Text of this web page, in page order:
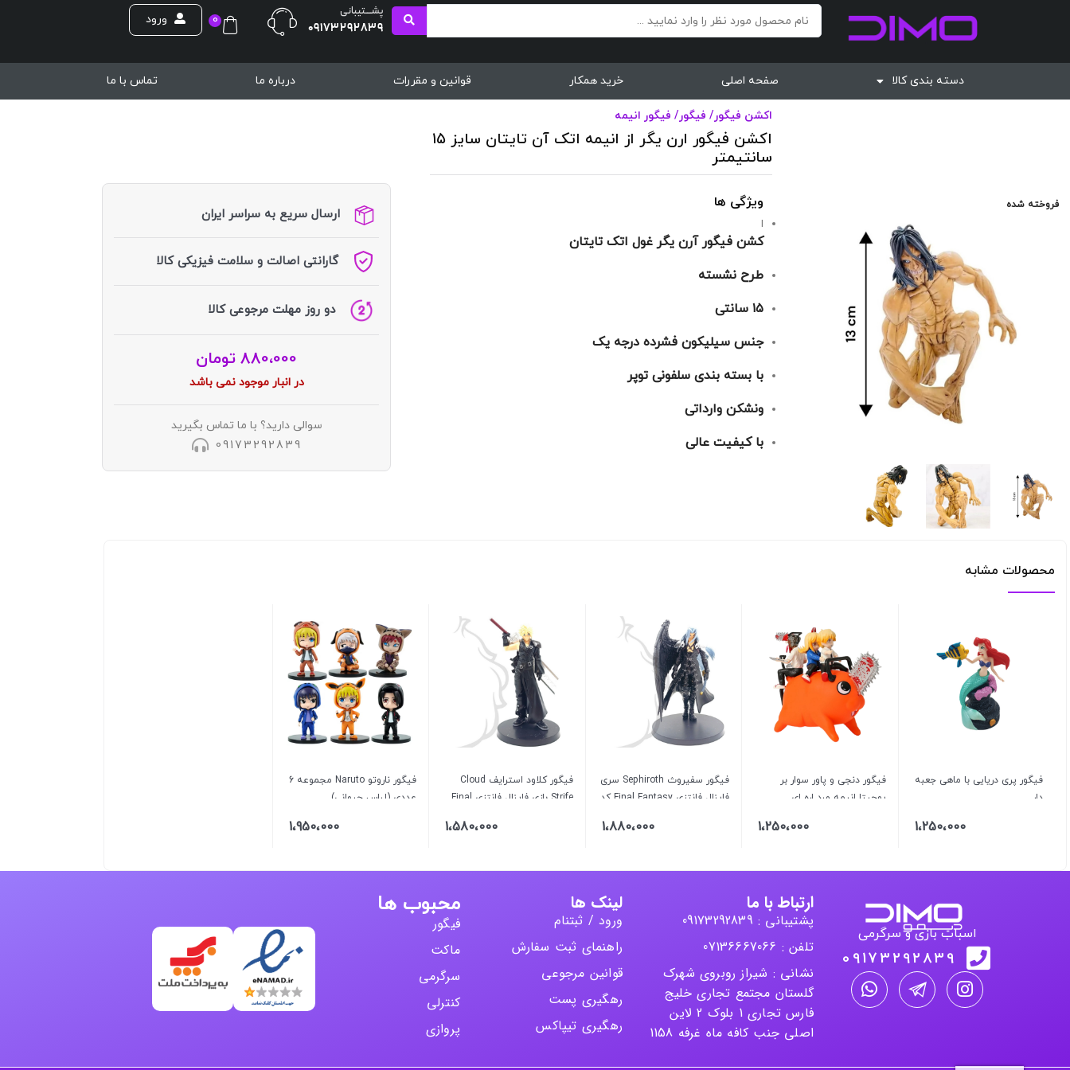
پشــــتیبانی
09173292839
0 ورود
دسته بندی کالا صفحه اصلی خرید همکار قوانین و مقررات درباره ما تماس با ما
اکشن فیگور/ فیگور/ فیگور انیمه
اکشن فیگور ارن یگر از انیمه اتک آن تایتان سایز ۱۵
سانتیمتر
فروخته شده ویژگی ها
ا
کشن فیگور آرن یگر غول اتک تایتان
طرح نشسته
۱۵ سانتی
جنس سیلیکون فشرده درجه یک
با بسته بندی سلفونی توپر
و‌نشکن وارداتی
با کیفیت عالی
ارسال سریع به سراسر ایران
گارانتی اصالت و سلامت فیزیکی کالا
دو روز مهلت مرجوعی کالا
880،000 تومان
در انبار موجود نمی باشد
سوالی دارید؟ با ما تماس بگیرید
09173292839
محصولات مشابه
فیگور پری دریایی با ماهی جعبه
دار
1،250،000
فیگور دنجی و پاور سوار بر
پوچیتا انیمه مرد اره ای
1،250،000
فیگور سفیروث Sephiroth سری
فاینال فانتزی Final Fantasy کد
1،880،000
فیگور کلاود استرایف Cloud
Strife بازی فاینال فانتزی Final
1،580،000
فیگور ناروتو Naruto مجموعه 6
عددی (لباس حیوانی)
1،950،000
اسباب بازی و سرگرمی
09173292839
ارتباط با ما
پشتیبانی : 09173292839
تلفن : 07136667066
نشانی : شیراز روبروی شهرک
گلستان مجتمع تجاری خلیج
فارس تجاری 1 بلوک 2 لاین
اصلی جنب کافه ماه غرفه 1158
لینک ها
ورود / ثبتنام
راهنمای ثبت سفارش
قوانین مرجوعی
رهگیری پست
رهگیری تیپاکس
محبوب ها
فیگور
ماکت
سرگرمی
کنترلی
پروازی